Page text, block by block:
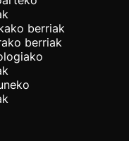
berriak
berriak